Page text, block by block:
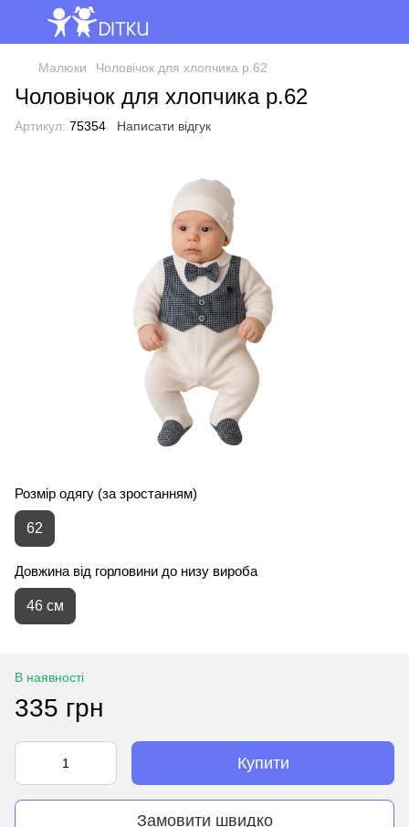
Малюки Чоловічок для хлопчика р.62
Чоловічок для хлопчика р.62
Артикул: 75354 Написати відгук
Розмір одягу (за зростанням)
62
Довжина від горловини до низу вироба
46 см
В наявності
335 грн
Купити
Замовити швидко